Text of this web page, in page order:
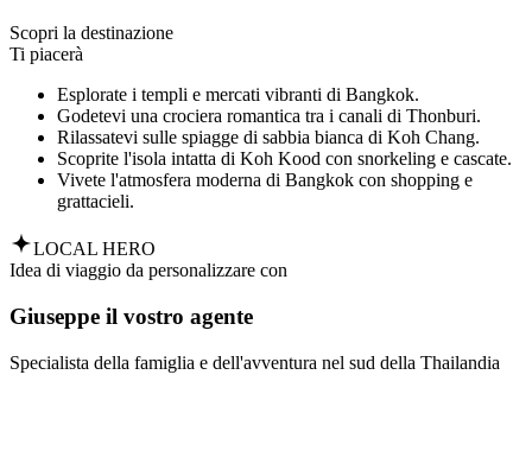
Scopri la destinazione
Ti piacerà
Esplorate i templi e mercati vibranti di Bangkok.
Godetevi una crociera romantica tra i canali di Thonburi.
Rilassatevi sulle spiagge di sabbia bianca di Koh Chang.
Scoprite l'isola intatta di Koh Kood con snorkeling e cascate.
Vivete l'atmosfera moderna di Bangkok con shopping e
grattacieli.
LOCAL HERO
Idea di viaggio da personalizzare con
Giuseppe il vostro agente
Specialista della famiglia e dell'avventura nel sud della Thailandia